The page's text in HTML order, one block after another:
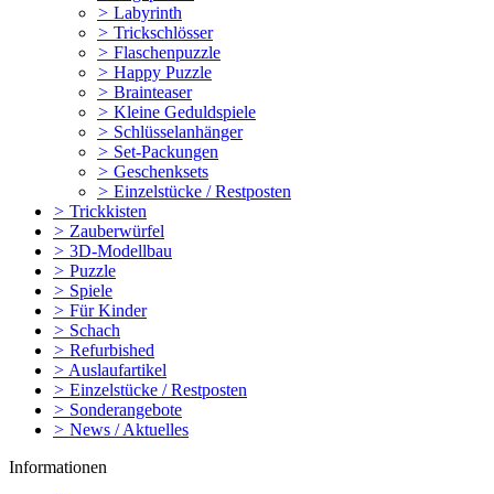
> Labyrinth
> Trickschlösser
> Flaschenpuzzle
> Happy Puzzle
> Brainteaser
> Kleine Geduldspiele
> Schlüsselanhänger
> Set-Packungen
> Geschenksets
> Einzelstücke / Restposten
> Trickkisten
> Zauberwürfel
> 3D-Modellbau
> Puzzle
> Spiele
> Für Kinder
> Schach
> Refurbished
> Auslaufartikel
> Einzelstücke / Restposten
> Sonderangebote
> News / Aktuelles
Informationen